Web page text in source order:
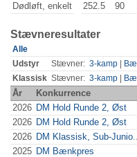
Dødløft, enkelt
252.5 90
Stævneresultater
Alle
Udstyr
Stævner: 3-kamp
Klassisk Stævner: 3-kamp
År Konkurrence
2026 DM Hold Runde 2, Øst
2026 DM Hold Runde 2, Øst
2026 DM Klassisk, Sub-
2025 DM Bænkpres